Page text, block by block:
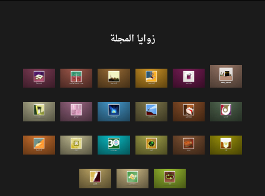
زوايا المجلة